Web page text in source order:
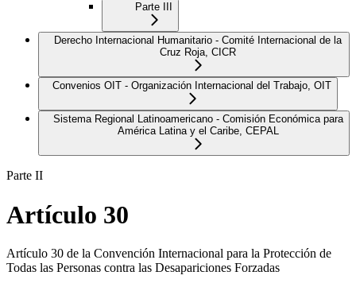
Parte III
Derecho Internacional Humanitario - Comité Internacional de la
Cruz Roja, CICR
Convenios OIT - Organización Internacional del Trabajo, OIT
Sistema Regional Latinoamericano - Comisión Económica para
América Latina y el Caribe, CEPAL
Parte II
Artículo 30
Artículo 30 de la Convención Internacional para la Protección de
Todas las Personas contra las Desapariciones Forzadas